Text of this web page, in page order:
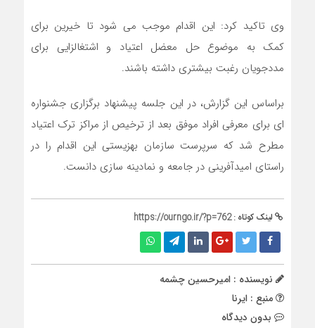
وی تاکید کرد: این اقدام موجب می شود تا خیرین برای
کمک به موضوع حل معضل اعتیاد و اشتغالزایی برای
مددجویان رغبت بیشتری داشته باشند.
براساس این گزارش، در این جلسه پیشنهاد برگزاری جشنواره
ای برای معرفی افراد موفق بعد از ترخیص از مراکز ترک اعتیاد
مطرح شد که سرپرست سازمان بهزیستی این اقدام را در
راستای امیدآفرینی در جامعه و نمادینه سازی دانست.
لینک کوتاه :https://ourngo.ir/?p=762
نویسنده : امیرحسین چشمه
منبع : ایرنا
بدون دیدگاه